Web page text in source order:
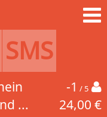
SMS
...
-1 / 5
24,00 €